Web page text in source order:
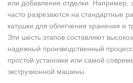
или добавление отделки. Например,
часто разрезаются на стандартные
катушки для облегчения хранения и
Эти шесть этапов составляют
надежный производственный
простой установки или самой
экструзионной машины.